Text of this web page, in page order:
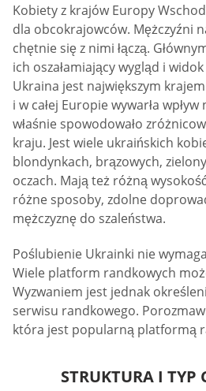
Kobiety z krajów Europy
dla obcokrajowców. Mężczyźni
chętnie się z nimi łączą.
ich oszałamiający wygląd i
Ukraina jest największym
i w całej Europie wywarła
właśnie spowodowało
kraju. Jest wiele ukraińskich
blondynkach, brązowych,
oczach. Mają też różną
różne sposoby, zdolne
mężczyznę do szaleństwa.
Poślubienie Ukrainki nie
Wiele platform randkowych
Wyzwaniem jest jednak
serwisu randkowego.
która jest popularną platformą
STRUKTURA I TYP